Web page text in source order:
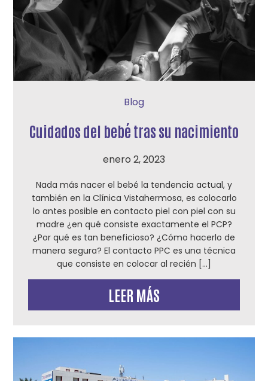
Blog
Cuidados del bebé tras su nacimiento
enero 2, 2023
Nada más nacer el bebé la tendencia actual, y
también en la Clínica Vistahermosa, es colocarlo
lo antes posible en contacto piel con piel con su
madre ¿en qué consiste exactamente el PCP?
¿Por qué es tan beneficioso? ¿Cómo hacerlo de
manera segura? El contacto PPC es una técnica
que consiste en colocar al recién […]
LEER MÁS